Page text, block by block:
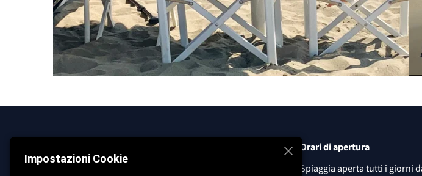
Orari di apertura
Spiaggia aperta tutti i giorni
Impostazioni Cookie